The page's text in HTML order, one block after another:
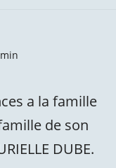
a la famille
de son
DUBE.